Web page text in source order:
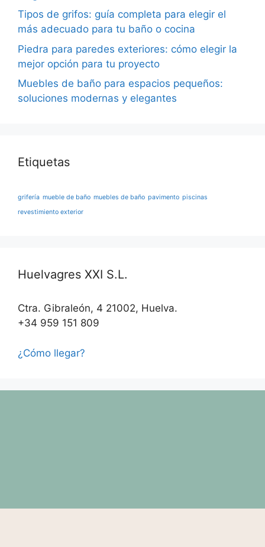
Tipos de grifos: guía completa para elegir el
más adecuado para tu baño o cocina
Piedra para paredes exteriores: cómo elegir la
mejor opción para tu proyecto
Muebles de baño para espacios pequeños:
soluciones modernas y elegantes
Etiquetas
grifería mueble de baño muebles de baño pavimento piscinas
revestimiento exterior
Huelvagres XXI S.L.
Ctra. Gibraleón, 4 21002, Huelva.
+34 959 151 809
¿Cómo llegar?